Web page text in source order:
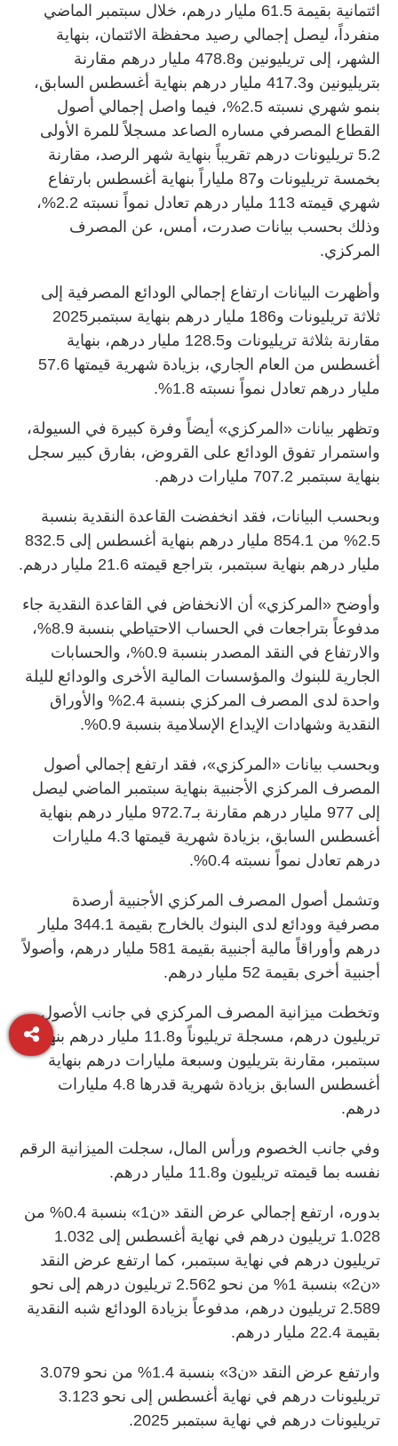
ائتمانية بقيمة 61.5 مليار درهم، خلال سبتمبر الماضي
منفرداً، ليصل إجمالي رصيد محفظة الائتمان، بنهاية
الشهر، إلى تريليونين و478.8 مليار درهم مقارنة
بتريليونين و417.3 مليار درهم بنهاية أغسطس السابق،
بنمو شهري نسبته 2.5%، فيما واصل إجمالي أصول
القطاع المصرفي مساره الصاعد مسجلاً للمرة الأولى
5.2 تريليونات درهم تقريباً بنهاية شهر الرصد، مقارنة
بخمسة تريليونات و87 ملياراً بنهاية أغسطس بارتفاع
شهري قيمته 113 مليار درهم تعادل نمواً نسبته 2.2%،
وذلك بحسب بيانات صدرت، أمس، عن المصرف
المركزي.
وأظهرت البيانات ارتفاع إجمالي الودائع المصرفية إلى
ثلاثة تريليونات و186 مليار درهم بنهاية سبتمبر2025
مقارنة بثلاثة تريليونات و128.5 مليار درهم، بنهاية
أغسطس من العام الجاري، بزيادة شهرية قيمتها 57.6
مليار درهم تعادل نمواً نسبته 1.8%.
وتظهر بيانات «المركزي» أيضاً وفرة كبيرة في السيولة،
واستمرار تفوق الودائع على القروض، بفارق كبير سجل
بنهاية سبتمبر 707.2 مليارات درهم.
وبحسب البيانات، فقد انخفضت القاعدة النقدية بنسبة
2.5% من 854.1 مليار درهم بنهاية أغسطس إلى 832.5
مليار درهم بنهاية سبتمبر، بتراجع قيمته 21.6 مليار درهم.
وأوضح «المركزي» أن الانخفاض في القاعدة النقدية جاء
مدفوعاً بتراجعات في الحساب الاحتياطي بنسبة 8.9%،
والارتفاع في النقد المصدر بنسبة 0.9%، والحسابات
الجارية للبنوك والمؤسسات المالية الأخرى والودائع لليلة
واحدة لدى المصرف المركزي بنسبة 2.4% والأوراق
النقدية وشهادات الإيداع الإسلامية بنسبة 0.9%.
وبحسب بيانات «المركزي»، فقد ارتفع إجمالي أصول
المصرف المركزي الأجنبية بنهاية سبتمبر الماضي ليصل
إلى 977 مليار درهم مقارنة بـ972.7 مليار درهم بنهاية
أغسطس السابق، بزيادة شهرية قيمتها 4.3 مليارات
درهم تعادل نمواً نسبته 0.4%.
وتشمل أصول المصرف المركزي الأجنبية أرصدة
مصرفية وودائع لدى البنوك بالخارج بقيمة 344.1 مليار
درهم وأوراقاً مالية أجنبية بقيمة 581 مليار درهم، وأصولاً
أجنبية أخرى بقيمة 52 مليار درهم.
وتخطت ميزانية المصرف المركزي في جانب الأصول
تريليون درهم، مسجلة تريليوناً و11.8 مليار درهم بنهاية
سبتمبر، مقارنة بتريليون وسبعة مليارات درهم بنهاية
أغسطس السابق بزيادة شهرية قدرها 4.8 مليارات
درهم.
وفي جانب الخصوم ورأس المال، سجلت الميزانية الرقم
نفسه بما قيمته تريليون و11.8 مليار درهم.
بدوره، ارتفع إجمالي عرض النقد «ن1» بنسبة 0.4% من
1.028 تريليون درهم في نهاية أغسطس إلى 1.032
تريليون درهم في نهاية سبتمبر، كما ارتفع عرض النقد
«ن2» بنسبة 1% من نحو 2.562 تريليون درهم إلى نحو
2.589 تريليون درهم، مدفوعاً بزيادة الودائع شبه النقدية
بقيمة 22.4 مليار درهم.
وارتفع عرض النقد «ن3» بنسبة 1.4% من نحو 3.079
تريليونات درهم في نهاية أغسطس إلى نحو 3.123
تريليونات درهم في نهاية سبتمبر 2025.